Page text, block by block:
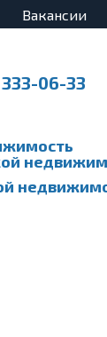
Вакансии
06-33